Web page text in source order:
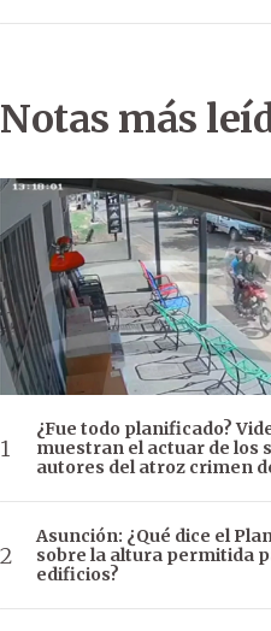
Notas más
¿Fue todo planificado?
muestran el actuar de los
autores del atroz crimen
Asunción: ¿Qué dice el
sobre la altura permitida
edificios?